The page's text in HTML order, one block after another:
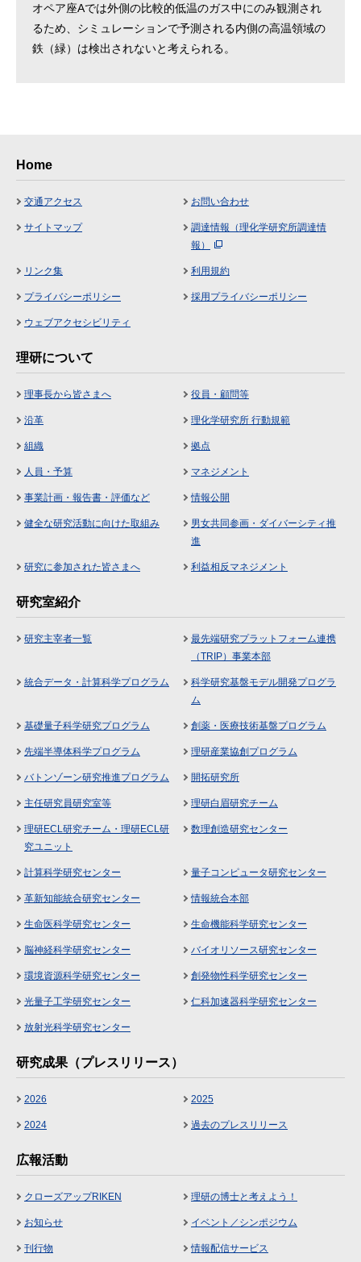
オペア座Aでは外側の比較的低温のガス中にのみ観測され
るため、シミュレーションで予測される内側の高温領域の
鉄（緑）は検出されないと考えられる。
Home
交通アクセス お問い合わせ
サイトマップ
調達情報（理化学研究所調達情
報）
リンク集 利用規約
プライバシーポリシー 採用プライバシーポリシー
ウェブアクセシビリティ
理研について
理事長から皆さまへ 役員・顧問等
沿革 理化学研究所 行動規範
組織 拠点
人員・予算 マネジメント
事業計画・報告書・評価など 情報公開
健全な研究活動に向けた取組み
男女共同参画・ダイバーシティ推
進
研究に参加された皆さまへ 利益相反マネジメント
研究室紹介
研究主宰者一覧
最先端研究プラットフォーム連携
（TRIP）事業本部
統合データ・計算科学プログラム
科学研究基盤モデル開発プログラ
ム
基礎量子科学研究プログラム 創薬・医療技術基盤プログラム
先端半導体科学プログラム 理研産業協創プログラム
バトンゾーン研究推進プログラム 開拓研究所
主任研究員研究室等 理研白眉研究チーム
理研ECL研究チーム・理研ECL研
究ユニット
数理創造研究センター
計算科学研究センター 量子コンピュータ研究センター
革新知能統合研究センター 情報統合本部
生命医科学研究センター 生命機能科学研究センター
脳神経科学研究センター バイオリソース研究センター
環境資源科学研究センター 創発物性科学研究センター
光量子工学研究センター 仁科加速器科学研究センター
放射光科学研究センター
研究成果（プレスリリース）
2026 2025
2024 過去のプレスリリース
広報活動
クローズアップRIKEN 理研の博士と考えよう！
お知らせ イベント／シンポジウム
刊行物 情報配信サービス